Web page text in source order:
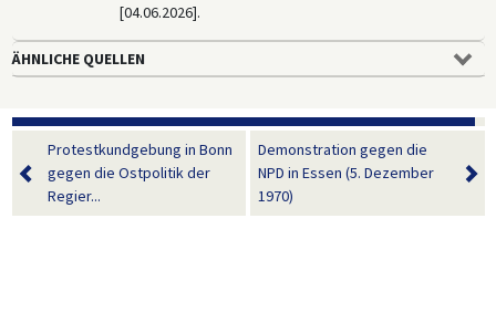
[04.06.2026].
ÄHNLICHE QUELLEN
Protestkundgebung in Bonn
gegen die Ostpolitik der
Regier...
Demonstration gegen die
NPD in Essen (5. Dezember
1970)